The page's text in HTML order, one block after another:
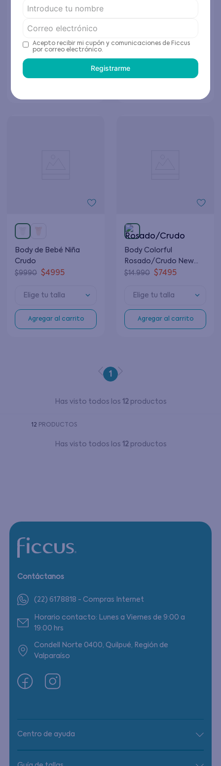
Born Niña Amarillo /
990 $5996
Elige tu talla
9990 4995
Body de Bebé Niña
Crudo
$9990 $4995
Elige tu talla
Agregar al carrito
Body Colorful
Rosado/Crudo New
Born Niña
0 a 6 Meses
$14.990 $7495
Elige tu talla
Agregar al carrito
1
Has visto todos los 12productos
12 PRODUCTOS
Has visto todos los 12productos
Contáctanos
(22) 6178818 - Compras Internet
Horario contacto: Lunes a Viernes de 9:00 a
19:00 hrs
Condell Norte 0400, Quilpué, Región de
Valparaíso
Centro de ayuda
Acepto recibir mi cupón y comunicaciones de Ficcus
por correo electrónico.
Registrarme